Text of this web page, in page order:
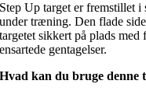
Step Up target er fremstillet
under træning. Den flade
targetet sikkert på plads
ensartede gentagelser.
Hvad kan du bruge denne